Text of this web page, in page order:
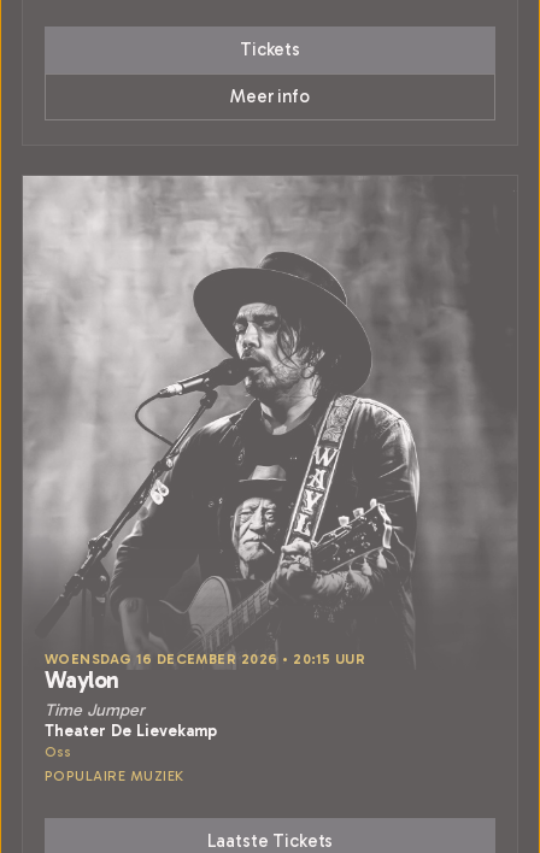
Tickets
Meer info
WOENSDAG 16 DECEMBER 2026 • 20:15 UUR
Waylon
Time Jumper
Theater De Lievekamp
Oss
POPULAIRE MUZIEK
Laatste Tickets